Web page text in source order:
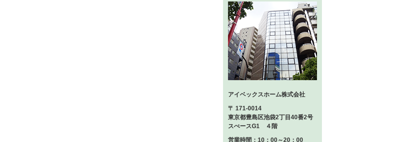
アイベックスホーム株式会社
〒 171-0014
東京都豊島区池袋2丁目40番2号
スぺースG1 ４階
営業時間：10：00～20：00